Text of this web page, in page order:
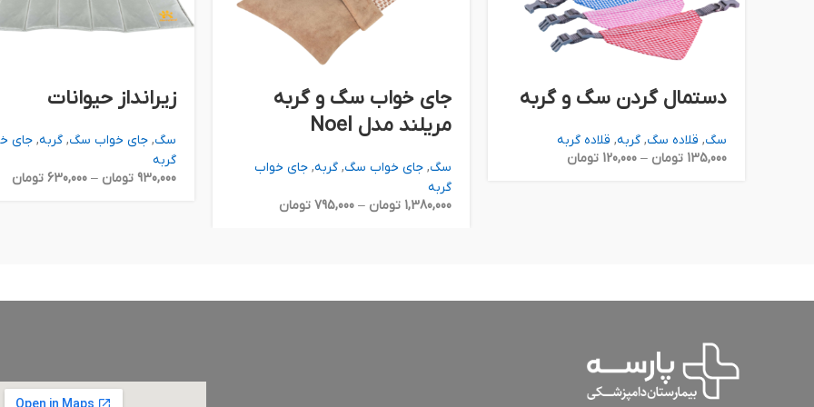
دستمال گردن سگ و گربه
سگ, قلاده سگ, گربه, قلاده گربه
135,000 تومان –
120,000 تومان
جای خواب سگ و گربه
مریلند مدل Noel
سگ, جای خواب سگ, گربه, جای خواب
گربه
1,380,000 تومان –
795,000 تومان
زیرانداز حیوانات
سگ, جای خواب سگ, گربه, جای
گربه
930,000 تومان –
630,000 تومان